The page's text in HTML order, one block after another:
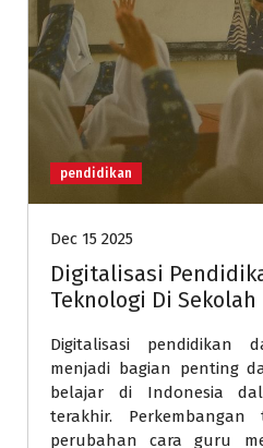
pendidikan
Dec 15 2025
Digitalisasi
Teknologi Di Sekolah
Digitalisasi pendidikan
menjadi bagian penting
belajar di Indonesia
terakhir. Perkembangan
perubahan cara guru